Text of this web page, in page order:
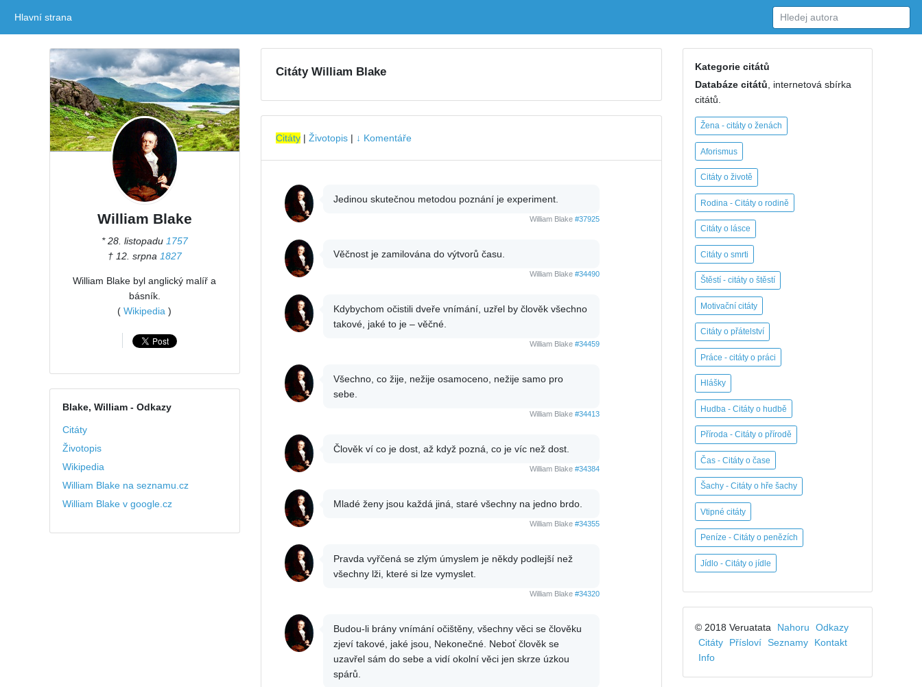
Hlavní strana
William Blake
* 28. listopadu 1757
† 12. srpna 1827
William Blake byl anglický malíř a
básník.
(Wikipedia )
Blake, William- Odkazy
Citáty
Životopis
Wikipedia
William Blake na seznamu.cz
William Blake v google.cz
Citáty William Blake
Citáty| Životopis| ↓ Komentáře
Jedinou skutečnou metodou poznání je experiment.
William Blake #37925
Věčnost je zamilována do výtvorů času.
William Blake #34490
Kdybychom očistili dveře vnímání, uzřel by člověk všechno
takové, jaké to je – věčné.
William Blake #34459
Všechno, co žije, nežije osamoceno, nežije samo pro
sebe.
William Blake #34413
Člověk ví co je dost, až když pozná, co je víc než dost.
William Blake #34384
Mladé ženy jsou každá jiná, staré všechny na jedno brdo.
William Blake #34355
Pravda vyřčená se zlým úmyslem je někdy podlejší než
všechny lži, které si lze vymyslet.
William Blake #34320
Budou-li brány vnímání očištěny, všechny věci se člověku
zjeví takové, jaké jsou, Nekonečné. Neboť člověk se
uzavřel sám do sebe a vidí okolní věci jen skrze úzkou
spárů.
Kategorie citátů
Databáze citátů , internetová sbírka
citátů.
Žena - citáty o ženách
Aforismus
Citáty o životě
Rodina - Citáty o rodině
Citáty o lásce
Citáty o smrti
Štěstí - citáty o štěstí
Motivační citáty
Citáty o přátelství
Práce - citáty o práci
Hlášky
Hudba - Citáty o hudbě
Příroda - Citáty o přírodě
Čas - Citáty o čase
Šachy - Citáty o hře šachy
Vtipné citáty
Peníze - Citáty o penězích
Jídlo - Citáty o jídle
© 2018 Veruatata Nahoru
Odkazy
Citáty
Přísloví Seznamy
Kontakt
Info